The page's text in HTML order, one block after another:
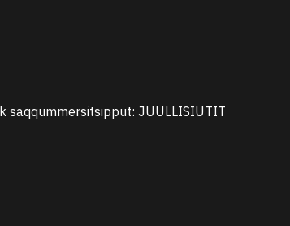
saqqummersitsipput: JUULLISIUTIT